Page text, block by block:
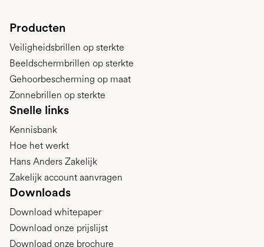
Producten
Veiligheidsbrillen op sterkte
Beeldschermbrillen op sterkte
Gehoorbescherming op maat
Zonnebrillen op sterkte
Snelle links
Kennisbank
Hoe het werkt
Hans Anders Zakelijk
Zakelijk account aanvragen
Downloads
Download whitepaper
Download onze prijslijst
Download onze brochure